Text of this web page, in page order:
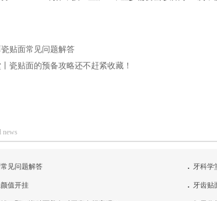
贴面常见问题解答
瓷贴面的预备攻略还不赶紧收藏！
news
见问题解答 . 牙科学
值开挂 . 牙齿贴